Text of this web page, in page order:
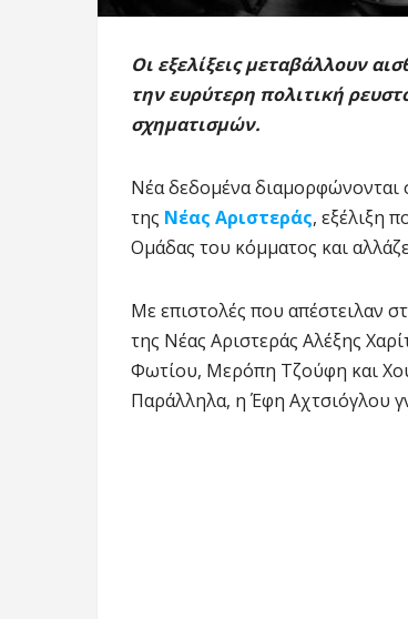
Οι εξελίξεις μεταβάλλουν
την ευρύτερη πολιτική
σχηματισμών.
Νέα δεδομένα
της Νέας Αριστεράς, εξέλιξη
Ομάδας του κόμματος και
Με επιστολές που απέστειλαν
της Νέας Αριστεράς Αλέξης
Φωτίου, Μερόπη Τζούφη και
Παράλληλα, η Έφη Αχτσιόγλου